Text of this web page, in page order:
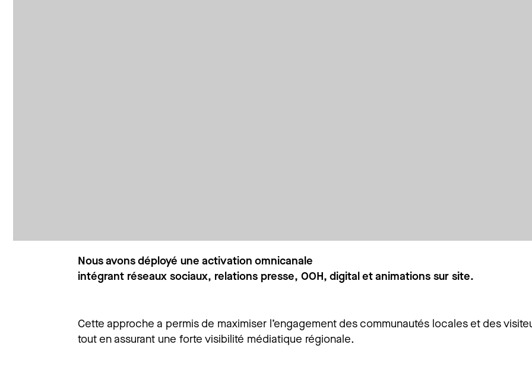
Nous avons déployé une activation omnicanale
intégrant réseaux sociaux, relations presse, OOH, digital et animations sur site.
Cette approche a permis de maximiser l’engagement des communautés locales et des
tout en assurant une forte visibilité médiatique régionale.